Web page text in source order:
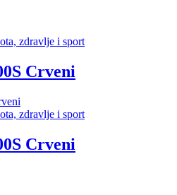
zdravlje i sport
Crveni
zdravlje i sport
Crveni